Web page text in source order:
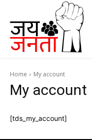
Home My account
My account
[tds_my_account]